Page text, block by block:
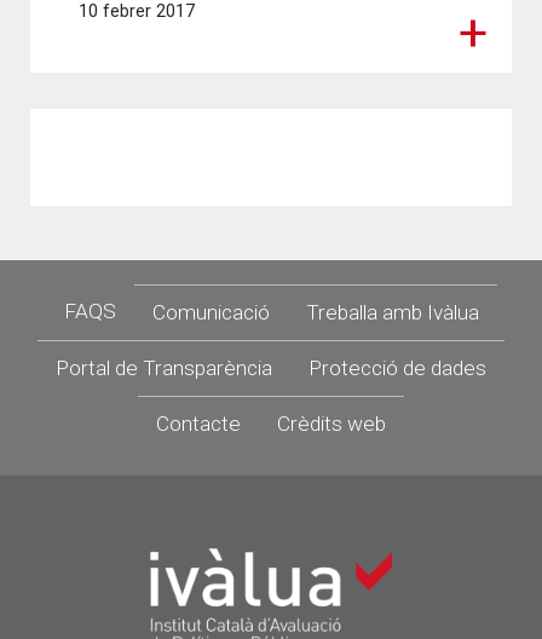
10 febrer 2017
Footer
FAQS Comunicació Treballa amb Ivàlua
Portal de Transparència Protecció de dades
Contacte Crèdits web